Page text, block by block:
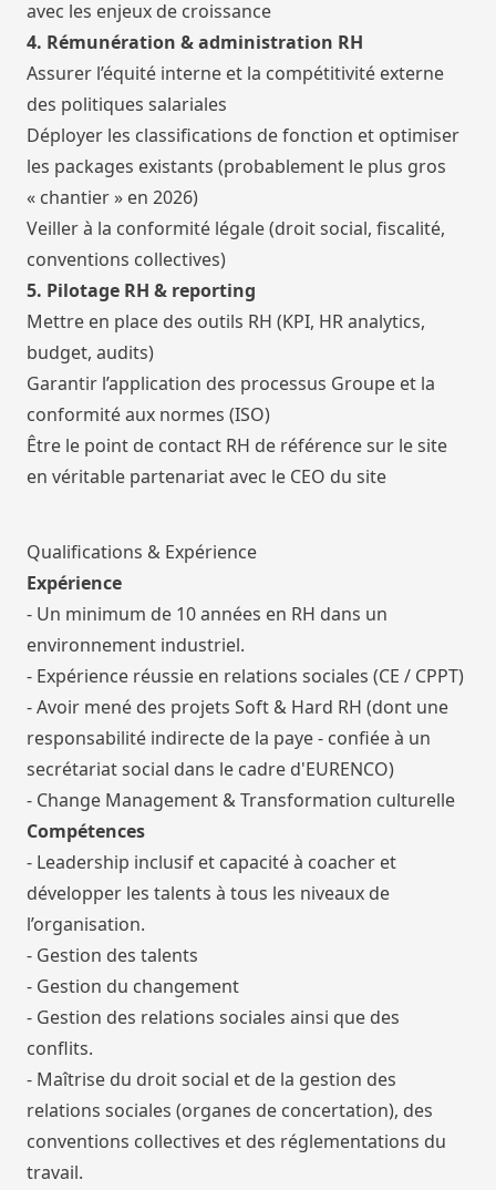
avec les enjeux de croissance
4. Rémunération & administration RH
Assurer l’équité interne et la compétitivité externe
des politiques salariales
Déployer les classifications de fonction et optimiser
les packages existants (probablement le plus gros
« chantier » en 2026)
Veiller à la conformité légale (droit social, fiscalité,
conventions collectives)
5. Pilotage RH & reporting
Mettre en place des outils RH (KPI, HR analytics,
budget, audits)
Garantir l’application des processus Groupe et la
conformité aux normes (ISO)
Être le point de contact RH de référence sur le site
en véritable partenariat avec le CEO du site
Qualifications & Expérience
Expérience
- Un minimum de 10 années en RH dans un
environnement industriel.
- Expérience réussie en relations sociales (CE / CPPT)
- Avoir mené des projets Soft & Hard RH (dont une
responsabilité indirecte de la paye - confiée à un
secrétariat social dans le cadre d'EURENCO)
- Change Management & Transformation culturelle
Compétences
- Leadership inclusif et capacité à coacher et
développer les talents à tous les niveaux de
l’organisation.
- Gestion des talents
- Gestion du changement
- Gestion des relations sociales ainsi que des
conflits.
- Maîtrise du droit social et de la gestion des
relations sociales (organes de concertation), des
conventions collectives et des réglementations du
travail.